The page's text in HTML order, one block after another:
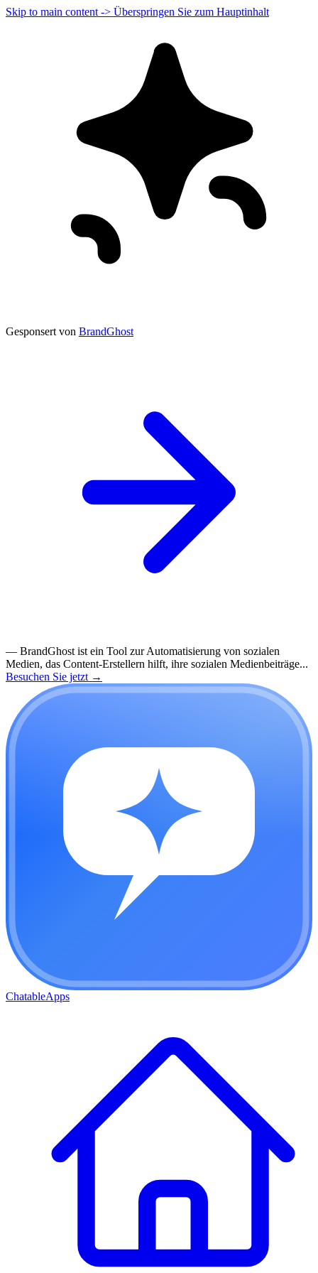
Skip to main content -> Überspringen Sie zum Hauptinhalt
Gesponsert von BrandGhost
— BrandGhost ist ein Tool zur Automatisierung von sozialen
Medien, das Content-Erstellern hilft, ihre sozialen Medienbeiträge...
Besuchen Sie jetzt →
ChatableApps